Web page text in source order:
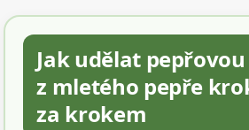
Jak udělat
z mletého pepře
za krokem